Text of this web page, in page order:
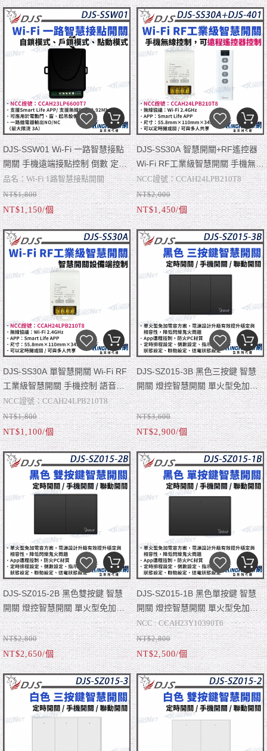
燈、
✓ APP：Smart Life
✓ 尺寸：40mm×25mm×12mm，
26mm×10mm×9mm
■ 門開/關時間紀錄
■ 門開/關手機推播通知
■ 低電量提醒
■ 聯動其他IoT智慧產品
■ NCC證號：CCAH22LP5040T8
DJS-SSW01 Wi-Fi 一路智慧接點
開關 手機遠端接點控制 倒數 定時
暫態or常態控制 帝網 KingNet
品名：Wi-Fi 1路智慧接點開關
型號：DJS-SSW01
■ 無線協議：Wi-Fi、RF，電源輸入：
AC9~24V or DC12~24V
■ 輸出：1路繼電器NO/NC（最大限流
3A）
■ 倒數、週期定時、週期性隨機作
動、點動(最長60分最短1秒)
■ APP：Smart Life / 遙控器(選購)最多
可添加30個
■ 尺寸：62mm×58.5mm×30.5mm
■ NCC : CCAH23LP6600T7
NT$1,800
NT$1,150/個
DJS-SS30A 智慧開關+RF遙控器
Wi-Fi RF工業級智慧開關 手機無線
控制 語音控制 可以定時開或關 可
與多人共享 智慧場景 帝網
KingNet
NCC證號：CCAH24LPB210T8
產品功能
■ 手機無線控制，可遠程遙控器控制
(遙控器選購)，空曠地方達到100m
■ 語音控制，可以使用Alexa, Google
assistance
■ 可以定時開或關
■ 可與多人共享
NT$2,000
NT$1,450/個
DJS-SS30A 單智慧開關 Wi-Fi RF
工業級智慧開關 手機控制 語音控
制 定時開關 帝網 KingNet
NCC證號：CCAH24LPB210T8
■ 手機無線控制，可遠程遙控器控制
(遙控器選購)，空曠地方達到100m
■ 語音控制，可以使用Alexa, Google
assistance
■ 可以定時開或關
■ 可與多人共享
■ 智慧場景
NT$1,800
NT$1,100/個
DJS-SZ015-3B 黑色三按鍵 智慧
開關 燈控智慧開關 單火型免加電
容 單火型無需中性線 無需中性線
也能安裝 帝網 KingNet (如缺貨已
新版寄出)
NCC : CCAH23Y10390T6
■ 最新單火型免加電容方案，電源設
計升級有效提升穩定性與相容性，有
效降低閃爍鬼火問題。
■ 無線協議：Zigbee
■ 額定電壓：
AC110~240V(50Hz/60Hz)，額定電
流：最大16A
■ 開關類型：微動開關、繼電器方案
■ 面板類型：時尚美學設計，防火PC
狀態設定、聯動設定、送電狀態設定
■ APP：Smart Life
■ 尺寸：單聯，118mm×74mm×35m
NT$3,600
NT$2,900/個
DJS-SZ015-2B 黑色雙按鍵 智慧
開關 燈控智慧開關 單火型免加電
容 單火型無需中性線 無需中性線
也能安裝 帝網 KingNet (如缺貨已
新版寄出)
NCC : CCAH23Y10390T6
■ 最新單火型免加電容方案，電源設
計升級有效提升穩定性與相容性，有
效降低閃爍鬼火問題。
■ 無線協議：Zigbee
■ 額定電壓：
AC110~240V(50Hz/60Hz)，額定電
流：最大16A
■ 開關類型：微動開關、繼電器方案
■ 面板類型：時尚美學設計，防火PC
NT$2,800
NT$2,650/個
DJS-SZ015-1B 黑色單按鍵 智慧
開關 燈控智慧開關 單火型免加電
容 單火型無需中性線 無需中性線
也能安裝 帝網 KingNet (如缺貨已
新版寄出)
NCC : CCAH23Y10390T6
■ 最新單火型免加電容方案，電源設
計升級有效提升穩定性與相容性，有
效降低閃爍鬼火問題。
■ 無線協議：Zigbee
■ 額定電壓：
AC110~240V(50Hz/60Hz)，額定電
流：最大16A
■ 開關類型：微動開關、繼電器方案
■ 面板類型：時尚美學設計，防火PC
材質
■ 定時排程設定、倒數設定、指示燈
NT$2,800
NT$2,500/個